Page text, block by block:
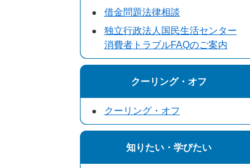
借金問題法律相談
独立行政法人国民生活センター
消費者トラブルFAQのご案内
クーリング・オフ
クーリング・オフ
知りたい・学びたい